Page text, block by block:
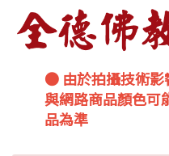
● 由於拍攝技術影
與網路商品顏色可
品為準